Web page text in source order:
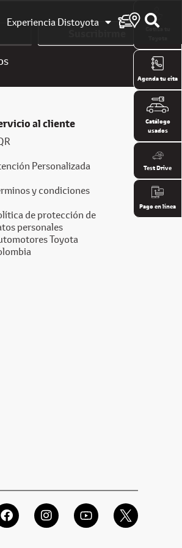
Experiencia Distoyota
Suscribirme
al cliente
Personalizada
y condiciones
de protección de
personales
Toyota
Cotiza tu
Agenda tu cita
Catálogo
usados
Test Drive
Pago en línea